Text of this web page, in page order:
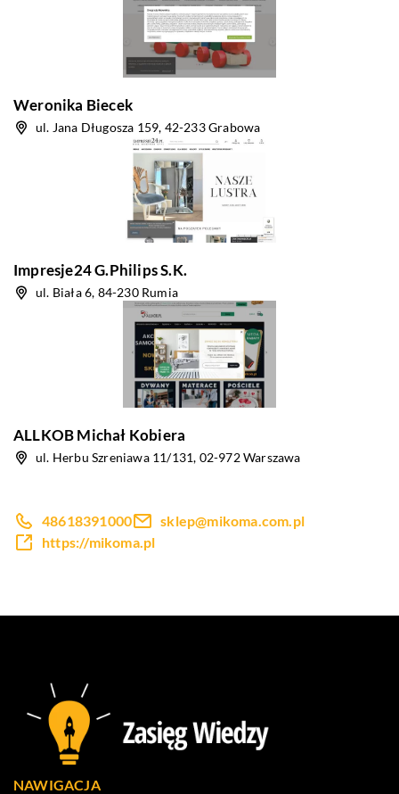
Weronika Biecek
ul. Jana Długosza 159, 42-233 Grabowa
Impresje24 G.Philips S.K.
ul. Biała 6, 84-230 Rumia
ALLKOB Michał Kobiera
ul. Herbu Szreniawa 11/131, 02-972 Warszawa
48618391000
sklep@mikoma.com.pl
https://mikoma.pl
NAWIGACJA